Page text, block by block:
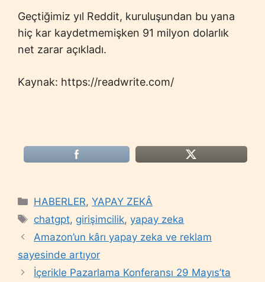
Geçtiğimiz yıl Reddit, kuruluşundan bu yana
hiç kar kaydetmemişken 91 milyon dolarlık
net zarar açıkladı.
Kaynak: https://readwrite.com/
Categories
HABERLER,YAPAY ZEKÂ
Tags
chatgpt, girişimcilik,yapay zeka
Amazon’un kârı yapay zeka ve reklam
sayesinde artıyor
İçerikle Pazarlama Konferansı 29 Mayıs’ta